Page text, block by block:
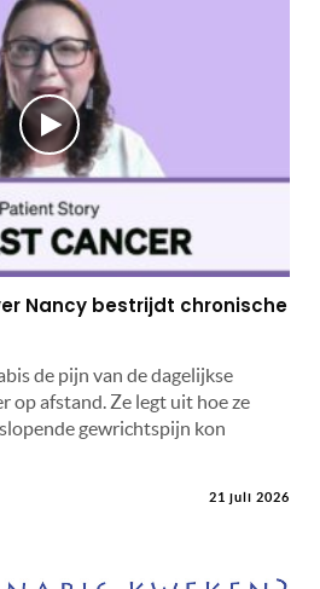
Nancy bestrijdt chronische
de pijn van de dagelijkse
op afstand. Ze legt uit hoe ze
gewrichtspijn kon
21 juli 2026